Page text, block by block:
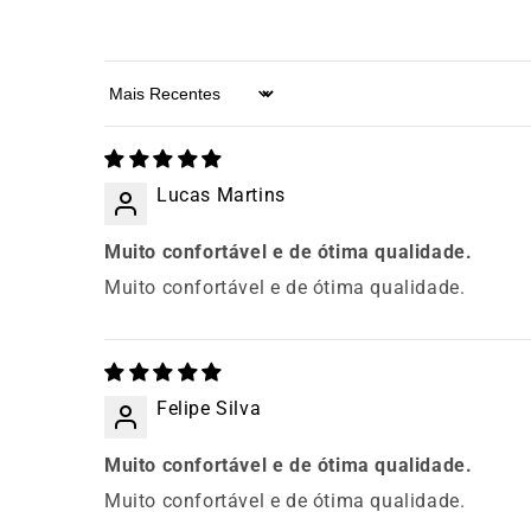
Sort by
Lucas Martins
Muito confortável e de ótima qualidade.
Muito confortável e de ótima qualidade.
Felipe Silva
Muito confortável e de ótima qualidade.
Muito confortável e de ótima qualidade.